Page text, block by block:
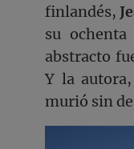
finlandés,
su
abstracto
Y la
murió sin